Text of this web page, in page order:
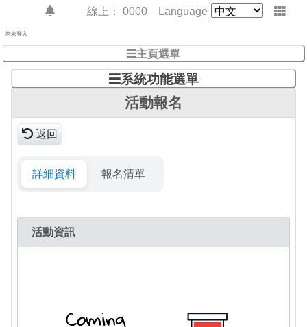
尚未登入
主頁選單
Language
線上： 0000
系統功能選單
活動報名
返回
詳細資料 報名清單
活動資訊